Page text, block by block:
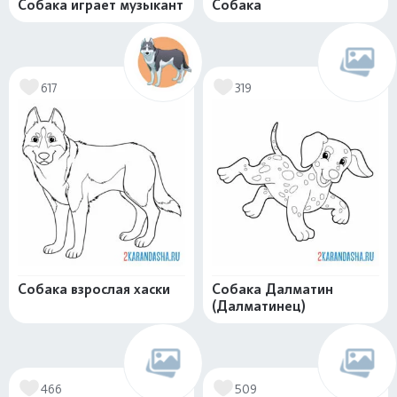
Собака играет музыкант Собака
617
Собака взрослая хаски
319
Собака Далматин
(Далматинец)
466 509